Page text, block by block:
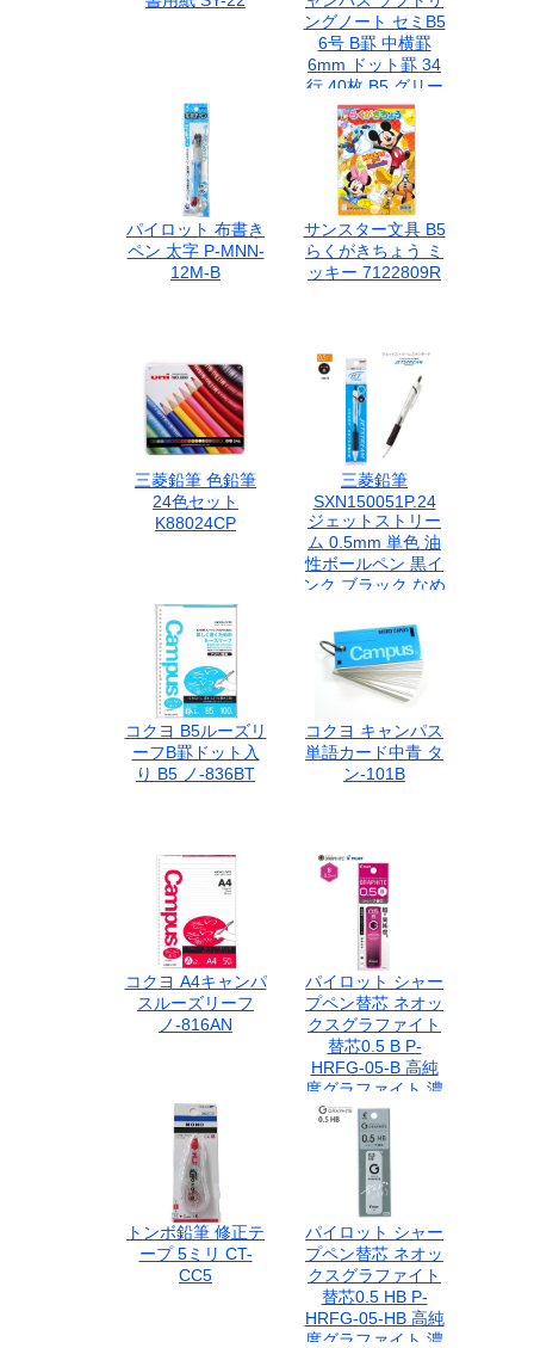
ングノート セミB5
6号 B罫 中横罫
6mm ドット罫 34
行 40枚 B5 グリー
ン 緑 ス-S111BT-G
パイロット 布書き
ペン 太字 P-MNN-
12M-B
サンスター文具 B5
らくがきちょう ミ
ッキー 7122809R
三菱鉛筆 色鉛筆
24色セット
K88024CP
三菱鉛筆
SXN150051P.24
ジェットストリー
ム 0.5mm 単色 油
性ボールペン 黒イ
ンク ブラック なめ
ンク 事務用品 ビジ
ネス 筆記具 1本入
文房具 受験 勉強
三菱 uni
コクヨ B5ルーズリ
ーフB罫ドット入
り B5 ノ-836BT
コクヨ キャンパス
単語カード中青 タ
ン-101B
コクヨ A4キャンパ
スルーズリーフ
ノ-816AN
パイロット シャー
プペン替芯 ネオッ
クスグラファイト
替芯0.5 B P-
HRFG-05-B 高純
度グラファイト 濃
い筆跡 なめらかな
書き心地 テスパ向
上 替え芯 カエシン
シャープ替芯 シャ
ープペンシル替芯
トンボ鉛筆 修正テ
ープ 5ミリ CT-
CC5
パイロット シャー
プペン替芯 ネオッ
クスグラファイト
替芯0.5 HB P-
HRFG-05-HB 高純
度グラファイト 濃